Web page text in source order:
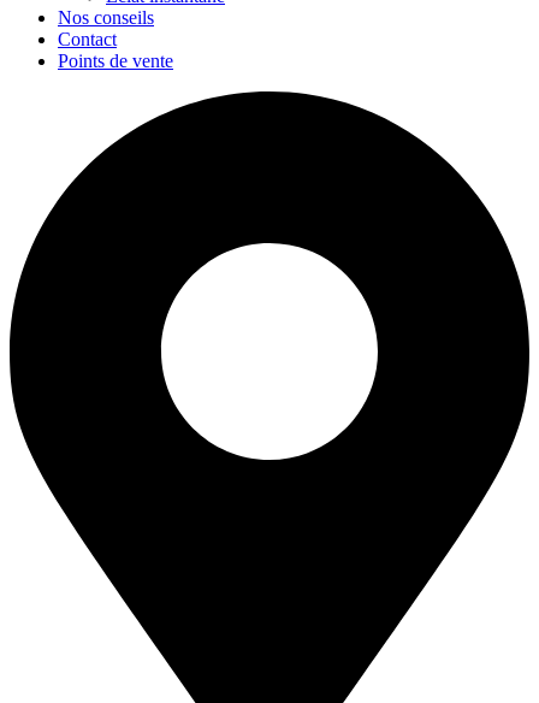
Nos conseils
Contact
Points de vente